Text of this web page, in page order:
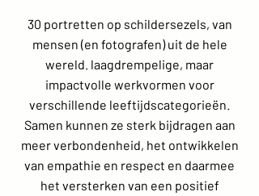
30 portretten op schildersezels, van
mensen (en fotografen) uit de hele
wereld. laagdrempelige, maar
impactvolle werkvormen voor
verschillende leeftijdscategorieën.
Samen kunnen ze sterk bijdragen aan
meer verbondenheid, het ontwikkelen
van empathie en respect en daarmee
het versterken van een positief